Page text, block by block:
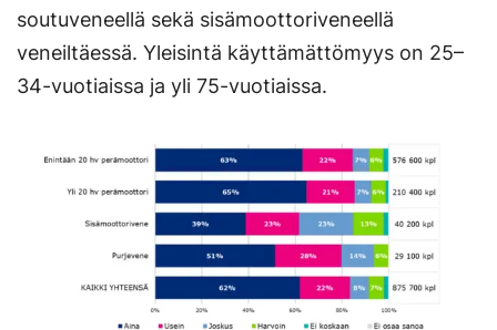
soutuveneellä sekä sisämoottoriveneellä
veneiltäessä. Yleisintä käyttämättömyys on 25–
34-vuotiaissa ja yli 75-vuotiaissa.